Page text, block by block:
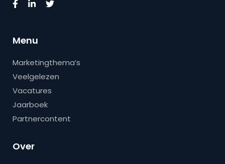
Menu
Marketingthema’s
Veelgelezen
Vacatures
Jaarboek
Partnercontent
Over